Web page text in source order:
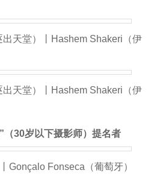
天堂）丨Hashem Shakeri（伊
天堂）丨Hashem Shakeri（伊
（30岁以下摄影师）提名者
Gonçalo Fonseca（葡萄牙）